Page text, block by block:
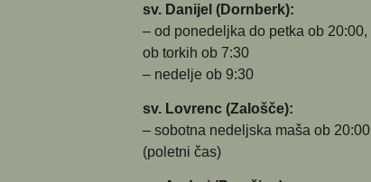
sv. Danijel (Dornberk):
– od ponedeljka do petka ob 20:00,
ob torkih ob 7:30
– nedelje ob 9:30
sv. Lovrenc (Zalošče):
– sobotna nedeljska maša ob 20:00
(poletni čas)